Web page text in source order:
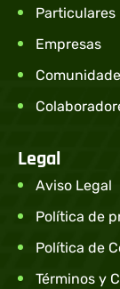
Particulares
Empresas
Legal
Aviso Legal
Política de
Política de
Términos y